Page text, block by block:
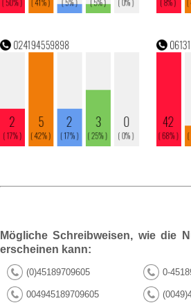
Mögliche Schreibweisen, wie die
erscheinen kann:
(0)45189709605 0-
004945189709605